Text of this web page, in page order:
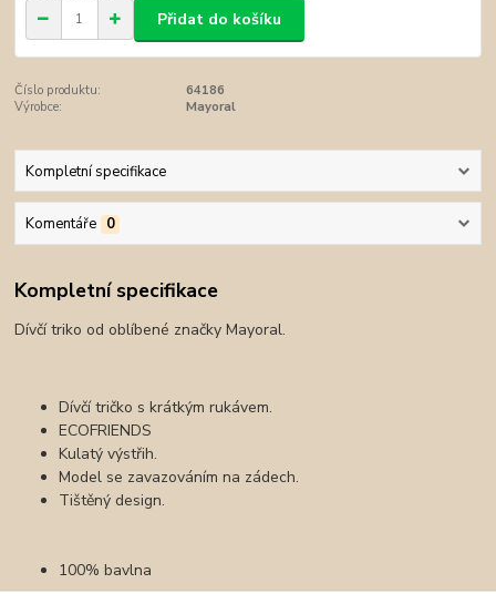
Přidat do košíku
Číslo produktu:
64186
Výrobce:
Mayoral
Kompletní specifikace
Komentáře 0
Kompletní specifikace
Dívčí triko od oblíbené značky Mayoral.
Dívčí tričko s krátkým rukávem.
ECOFRIENDS
Kulatý výstřih.
Model se zavazováním na zádech.
Tištěný design.
100% bavlna